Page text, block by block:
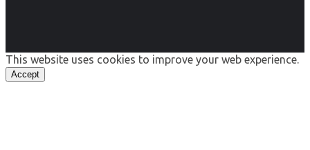
This website uses cookies to improve your web experience.
Accept